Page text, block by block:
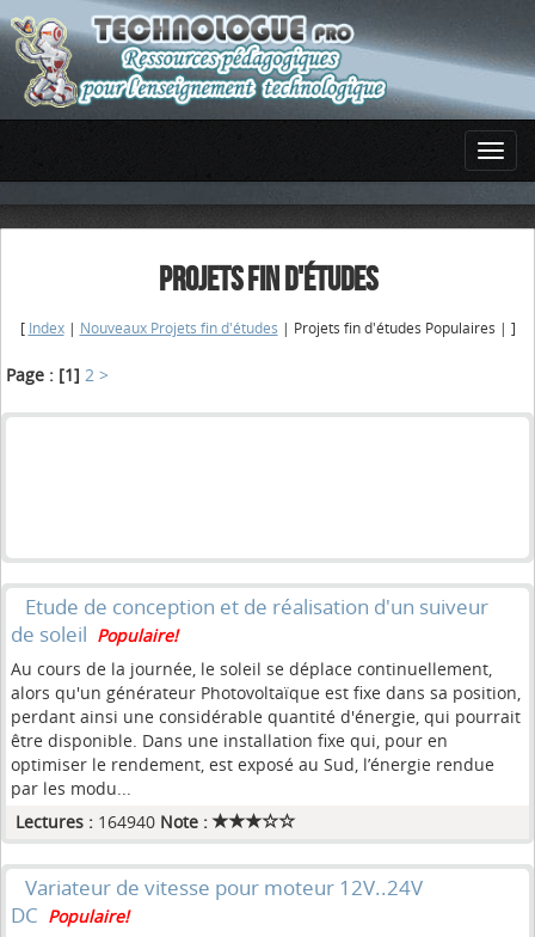
PROJETS FIN D'ÉTUDES
[ Index| Nouveaux Projets fin d'études | Projets fin d'études Populaires | ]
Page : [1] 2 >
Etude de conception et de réalisation d'un suiveur
de soleil Populaire!
Au cours de la journée, le soleil se déplace continuellement,
alors qu'un générateur Photovoltaïque est fixe dans sa position,
perdant ainsi une considérable quantité d'énergie, qui pourrait
être disponible. Dans une installation fixe qui, pour en
optimiser le rendement, est exposé au Sud, l’énergie rendue
par les modu...
Lectures : 164940 Note :
Variateur de vitesse pour moteur 12V..24V
DC Populaire!